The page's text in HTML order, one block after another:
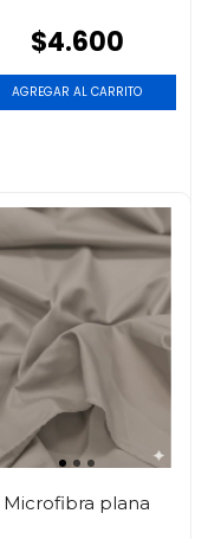
$4.600
AGREGAR AL CARRITO
Microfibra plana